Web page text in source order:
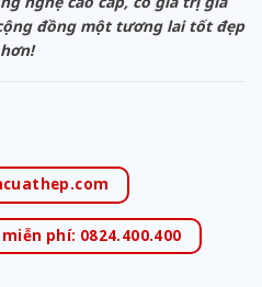
đồng một tương lai tốt đẹp
hơn!
phí: 0824.400.400